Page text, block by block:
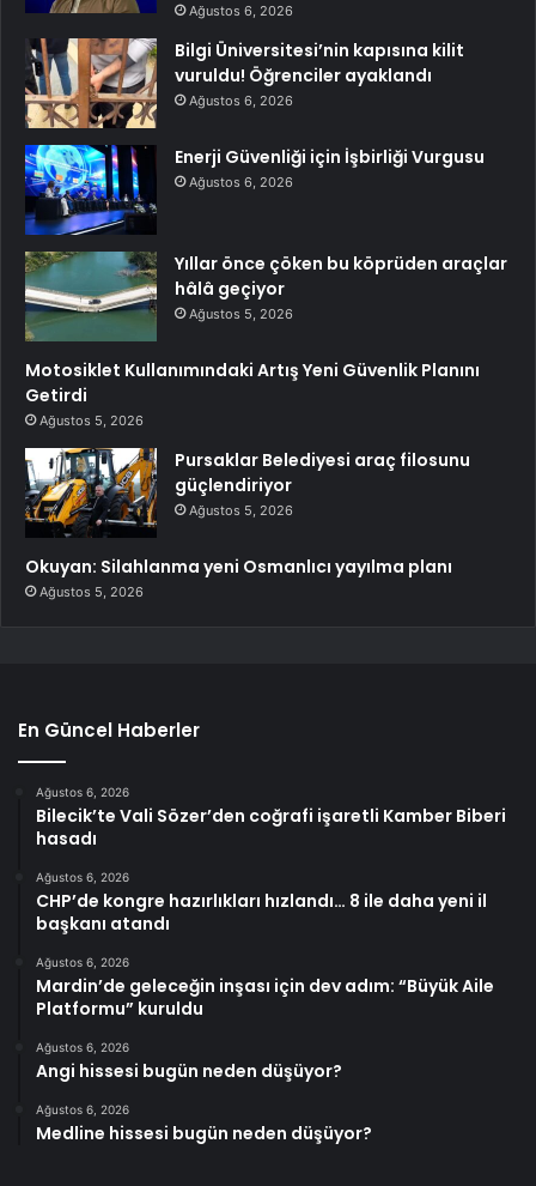
Ağustos 6, 2026
Bilgi Üniversitesi’nin kapısına kilit
vuruldu! Öğrenciler ayaklandı
Ağustos 6, 2026
Enerji Güvenliği için İşbirliği Vurgusu
Ağustos 6, 2026
Yıllar önce çöken bu köprüden araçlar
hâlâ geçiyor
Ağustos 5, 2026
Motosiklet Kullanımındaki Artış Yeni Güvenlik Planını
Getirdi
Ağustos 5, 2026
Pursaklar Belediyesi araç filosunu
güçlendiriyor
Ağustos 5, 2026
Okuyan: Silahlanma yeni Osmanlıcı yayılma planı
Ağustos 5, 2026
En Güncel Haberler
Ağustos 6, 2026
Bilecik’te Vali Sözer’den coğrafi işaretli Kamber Biberi
hasadı
Ağustos 6, 2026
CHP’de kongre hazırlıkları hızlandı… 8 ile daha yeni il
başkanı atandı
Ağustos 6, 2026
Mardin’de geleceğin inşası için dev adım: “Büyük Aile
Platformu” kuruldu
Ağustos 6, 2026
Angi hissesi bugün neden düşüyor?
Ağustos 6, 2026
Medline hissesi bugün neden düşüyor?